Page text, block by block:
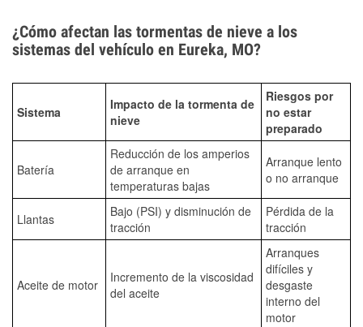
¿Cómo afectan las tormentas de nieve a los
sistemas del vehículo en Eureka, MO?
Sistema
Impacto de la tormenta de
nieve
Riesgos por
no estar
preparado
Batería
Reducción de los amperios
de arranque en
temperaturas bajas
Arranque lento
o no arranque
Llantas
Bajo (PSI) y disminución de
tracción
Pérdida de la
tracción
Aceite de motor
Incremento de la viscosidad
del aceite
Arranques
difíciles y
desgaste
interno del
motor